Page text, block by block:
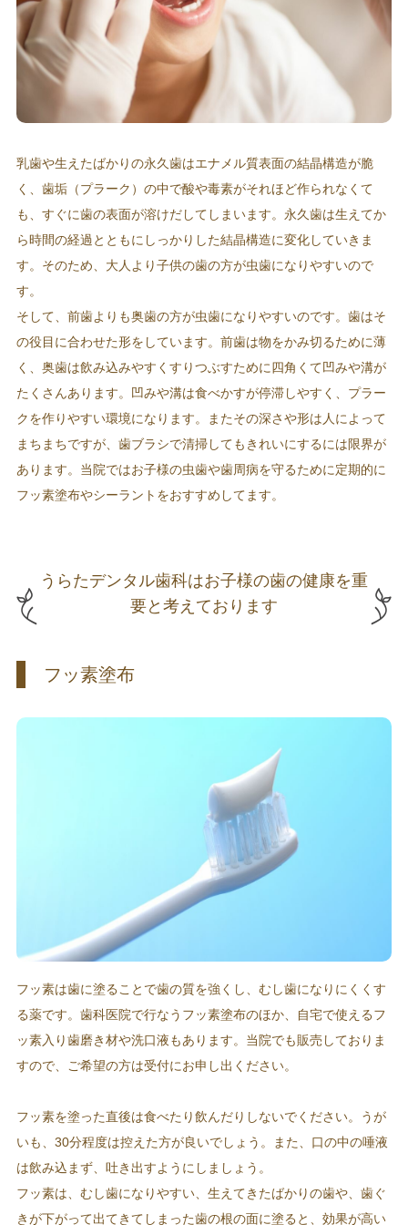
乳歯や生えたばかりの永久歯はエナメル質表面の結晶構造が脆
く、歯垢（プラーク）の中で酸や毒素がそれほど作られなくて
も、すぐに歯の表面が溶けだしてしまいます。永久歯は生えてか
ら時間の経過とともにしっかりした結晶構造に変化していきま
す。そのため、大人より子供の歯の方が虫歯になりやすいので
す。
そして、前歯よりも奥歯の方が虫歯になりやすいのです。歯はそ
の役目に合わせた形をしています。前歯は物をかみ切るために薄
く、奥歯は飲み込みやすくすりつぶすために四角くて凹みや溝が
たくさんあります。凹みや溝は食べかすが停滞しやすく、プラー
クを作りやすい環境になります。またその深さや形は人によって
まちまちですが、歯ブラシで清掃してもきれいにするには限界が
あります。当院ではお子様の虫歯や歯周病を守るために定期的に
フッ素塗布やシーラントをおすすめしてます。
うらたデンタル歯科はお子様の歯の健康を重
要と考えております
フッ素塗布
フッ素は歯に塗ることで歯の質を強くし、むし歯になりにくくす
る薬です。歯科医院で行なうフッ素塗布のほか、自宅で使えるフ
ッ素入り歯磨き材や洗口液もあります。当院でも販売しておりま
すので、ご希望の方は受付にお申し出ください。
フッ素を塗った直後は食べたり飲んだりしないでください。うが
いも、30分程度は控えた方が良いでしょう。また、口の中の唾液
は飲み込まず、吐き出すようにしましょう。
フッ素は、むし歯になりやすい、生えてきたばかりの歯や、歯ぐ
きが下がって出てきてしまった歯の根の面に塗ると、効果が高い